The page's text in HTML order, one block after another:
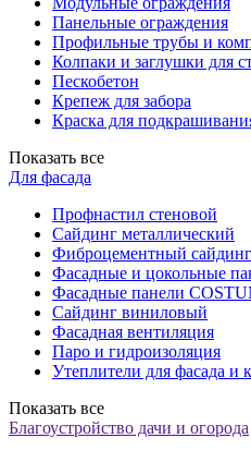
Панельные ограждения
Профильные трубы и
Колпаки и заглушки для
Пескобетон
Крепеж для забора
Краска для
Показать все
Для фасада
Профнастил стеновой
Сайдинг металлический
Фиброцементный сайдинг
Фасадные и цокольные
Фасадные панели
Сайдинг виниловый
Фасадная вентиляция
Паро и гидроизоляция
Утеплители для фасада и
Показать все
Благоустройство дачи и огорода